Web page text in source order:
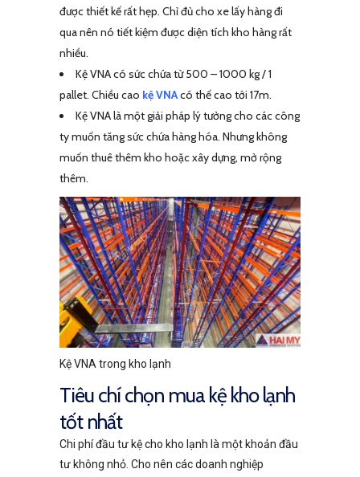
được thiết kế rất hẹp. Chỉ đủ cho xe lấy hàng đi
qua nên nó tiết kiệm được diện tích kho hàng rất
nhiều.
Kệ VNA có sức chứa từ 500 – 1000 kg / 1
pallet. Chiều cao kệ VNAcó thế cao tới 17m.
Kệ VNA là một giải pháp lý tưởng cho các công
ty muốn tăng sức chứa hàng hóa. Nhưng không
muốn thuê thêm kho hoặc xây dựng, mở rộng
thêm.
Kệ VNA trong kho lạnh
Tiêu chí chọn mua kệ kho lạnh
tốt nhất
Chi phí đầu tư kệ cho kho lạnh là một khoản đầu
tư không nhỏ. Cho nên các doanh nghiệp